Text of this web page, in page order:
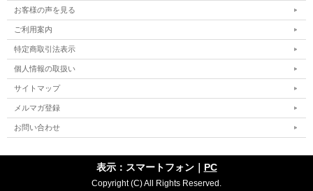
お客様の声を見る
ご利用案内
特定商取引法表示
個人情報の取扱い
サイトマップ
メルマガ登録
お問い合わせ
表示：スマートフォン｜ PC
Copyright (C) All Rights Reserved.